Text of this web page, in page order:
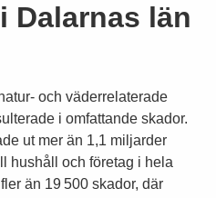
Dalarnas län
och väderrelaterade
i omfattande skador.
ut mer än 1,1 miljarder
hushåll och företag i hela
än 19 500 skador, där